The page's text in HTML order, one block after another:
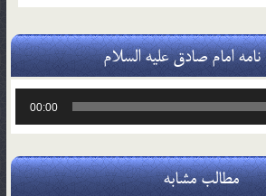
امام صادق علیه السلام
00:00
مطالب مشابه